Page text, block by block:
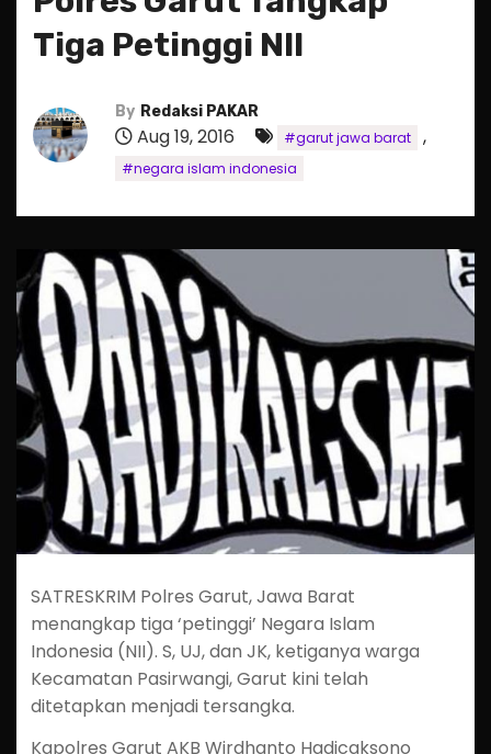
Tiga Petinggi NII
By Redaksi PAKAR
Aug 19, 2016 #garut jawa barat ,
#negara islam indonesia
SATRESKRIM Polres Garut, Jawa Barat
menangkap tiga ‘petinggi’ Negara Islam
Indonesia (NII). S, UJ, dan JK, ketiganya warga
Kecamatan Pasirwangi, Garut kini telah
ditetapkan menjadi tersangka.
Kapolres Garut AKB Wirdhanto Hadicaksono